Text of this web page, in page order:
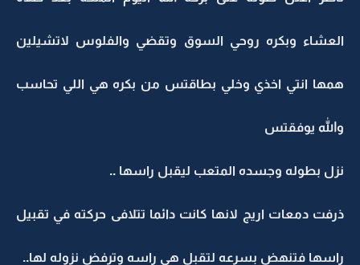
العشاء وبكره روحي السوق وتقضي والفلوس لاتشيلين
همها انتي اخذي وخلي بطاقتس من بكره هي اللي تحاسب
والله يوفقتس
نزل بطوله وجسده المتعب ليقبل راسها ..
ذرفت دمعات اريج لانها كانت دائما تتلافى حركته في تقبيل
راسها فتنهض بسرعه لتقبل هي راسه وترفض نزوله لها..